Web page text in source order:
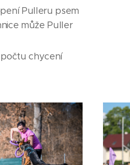
Pulleru psem
může Puller
chycení